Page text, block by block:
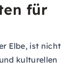
für
Elbe, ist nicht
kulturellen